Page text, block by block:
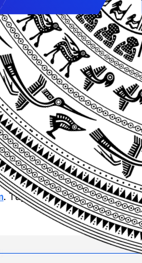
bằng Backlink
web khác trỏ về
. Tuy nhiên, không phải